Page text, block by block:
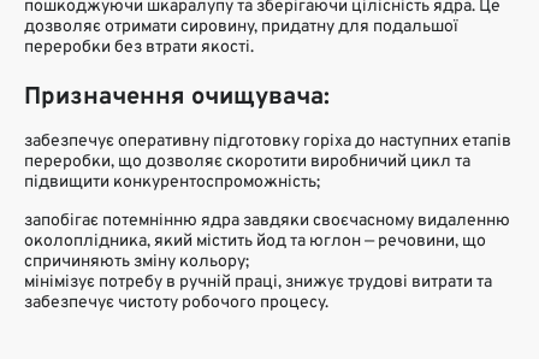
пошкоджуючи шкаралупу та зберігаючи цілісність ядра. Це
дозволяє отримати сировину, придатну для подальшої
переробки без втрати якості.
Призначення очищувача:
забезпечує оперативну підготовку горіха до наступних етапів
переробки, що дозволяє скоротити виробничий цикл та
підвищити конкурентоспроможність;
запобігає потемнінню ядра завдяки своєчасному видаленню
околоплідника, який містить йод та юглон — речовини, що
спричиняють зміну кольору;
мінімізує потребу в ручній праці, знижує трудові витрати та
забезпечує чистоту робочого процесу.